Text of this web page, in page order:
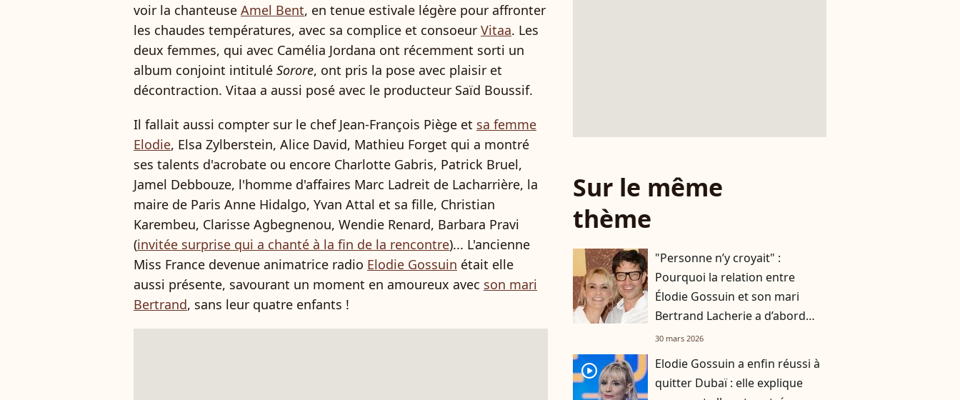
voir la chanteuse Amel Bent, en tenue estivale légère pour affronter
les chaudes températures, avec sa complice et consoeur Vitaa. Les
deux femmes, qui avec Camélia Jordana ont récemment sorti un
album conjoint intitulé Sorore, ont pris la pose avec plaisir et
décontraction. Vitaa a aussi posé avec le producteur Saïd Boussif.
Il fallait aussi compter sur le chef Jean-François Piège et sa femme
Elodie, Elsa Zylberstein, Alice David, Mathieu Forget qui a montré
ses talents d'acrobate ou encore Charlotte Gabris, Patrick Bruel,
Jamel Debbouze, l'homme d'affaires Marc Ladreit de Lacharrière, la
maire de Paris Anne Hidalgo, Yvan Attal et sa fille, Christian
Karembeu, Clarisse Agbegnenou, Wendie Renard, Barbara Pravi
(invitée surprise qui a chanté à la fin de la rencontre)... L'ancienne
Miss France devenue animatrice radio Elodie Gossuin était elle
aussi présente, savourant un moment en amoureux avec son mari
Bertrand, sans leur quatre enfants !
Sur le même
thème
"Personne n’y croyait" :
Pourquoi la relation entre
Élodie Gossuin et son mari
Bertrand Lacherie a d’abord
laissé tout le monde perplexe ?
30 mars 2026
player2
Elodie Gossuin a enfin réussi à
quitter Dubaï : elle explique